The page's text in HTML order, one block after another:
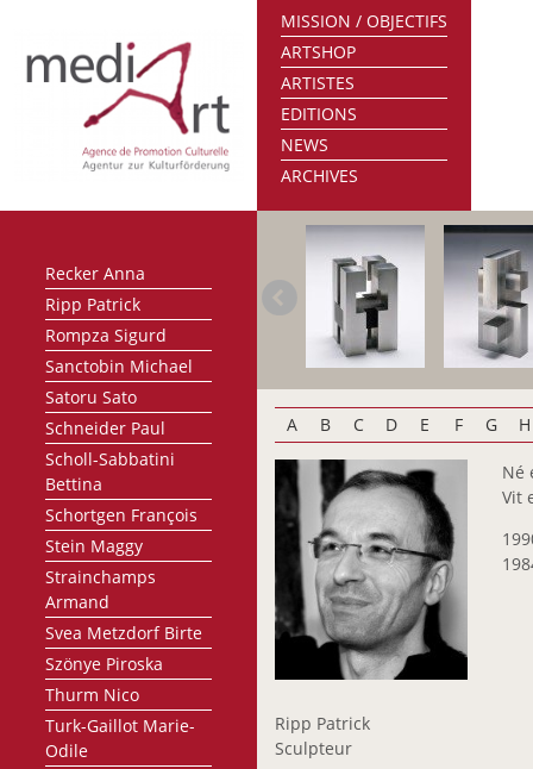
MISSION / OBJECTIFS
ARTSHOP
ARTISTES
EDITIONS
NEWS
ARCHIVES
Oberlinkels Renée
Olafsdottir Sigrún
Olinger Marie-Paule
Oth Gery
Petit Raymond
Recker Anna
Ripp Patrick
Rompza Sigurd
Sanctobin Michael
Satoru Sato
Schneider Paul
Scholl-Sabbatini
Bettina
Schortgen François
Stein Maggy
Strainchamps
Armand
Svea Metzdorf Birte
Szönye Piroska
Thurm Nico
Turk-Gaillot Marie-
Odile
A B C D E F G H
Ripp Patrick
Sculpteur
Né
Vit